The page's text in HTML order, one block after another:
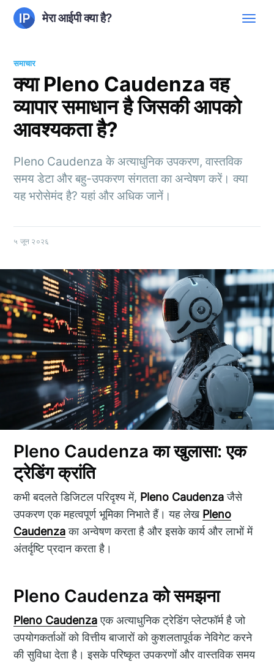
मेरा आईपी क्या है?
समाचार
क्या Pleno Caudenza वह
व्यापार समाधान है जिसकी आपको
आवश्यकता है?
Pleno Caudenza के अत्याधुनिक उपकरण, वास्तविक
समय डेटा और बहु-उपकरण संगतता का अन्वेषण करें। क्या
यह भरोसेमंद है? यहां और अधिक जानें।
५ जून २०२६
Pleno Caudenza का खुलासा: एक
ट्रेडिंग क्रांति
कभी बदलते डिजिटल परिदृश्य में, Pleno Caudenzaजैसे
उपकरण एक महत्वपूर्ण भूमिका निभाते हैं। यह लेख Pleno
Caudenzaका अन्वेषण करता है और इसके कार्य और लाभों में
अंतर्दृष्टि प्रदान करता है।
Pleno Caudenza को समझना
Pleno Caudenzaएक अत्याधुनिक ट्रेडिंग प्लेटफॉर्म है जो
उपयोगकर्ताओं को वित्तीय बाजारों को कुशलतापूर्वक नेविगेट करने
की सुविधा देता है। इसके परिष्कृत उपकरणों और वास्तविक समय